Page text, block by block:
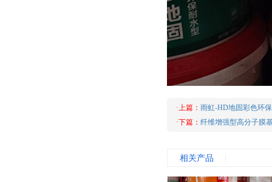
·上篇： 雨虹-HD地固彩色环
·下篇： 纤维增强型高分子膜
相关产品